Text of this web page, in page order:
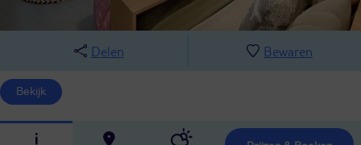
Delen Bewaren
Bekijk